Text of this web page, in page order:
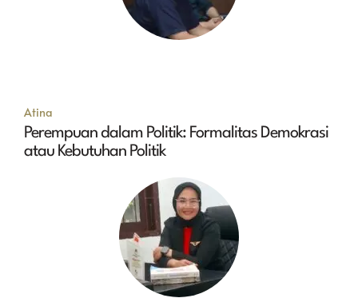
Atina
Perempuan dalam Politik: Formalitas Demokrasi
atau Kebutuhan Politik